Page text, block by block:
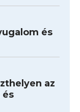
és
az
és